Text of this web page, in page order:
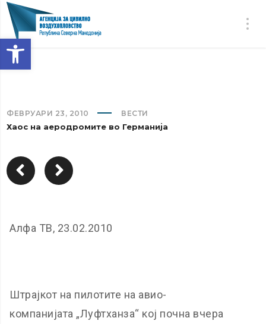
Open toolbar
ФЕВРУАРИ 23, 2010 ВЕСТИ
Хаос на аеродромите во Германија
Алфа ТВ, 23.02.2010
Штрајкот на пилотите на авио-
компанијата „Луфтханза“ кој почна вчера